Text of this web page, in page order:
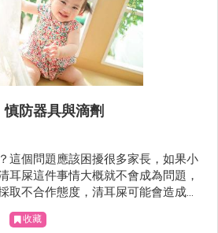
防器具與滴劑
這個問題應該困擾很多家長，如果小
耳屎這件事情大概就不會成為問題，
取不合作態度，清耳屎可能會造成受
。很多醫師都跟爸媽說；「不需要清
」。收藏